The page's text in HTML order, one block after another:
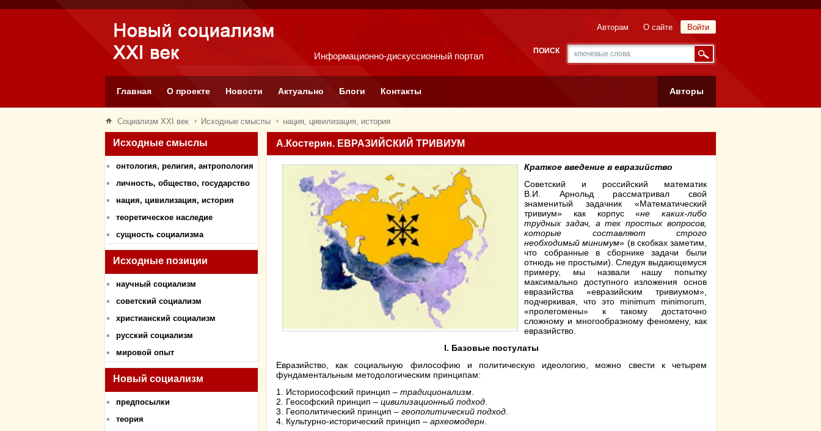
Информационно-дискуссионный портал
Войти
Авторам О сайте
ПОИСК
Главная О проекте Новости Актуально Блоги Контакты Авторы
Социализм XXI век Исходные смыслы нация, цивилизация, история
Исходные смыслы
онтология, религия, антропология
личность, общество, государство
нация, цивилизация, история
теоретическое наследие
сущность социализма
Исходные позиции
научный социализм
советский социализм
христианский социализм
русский социализм
мировой опыт
Новый социализм
предпосылки
теория
А.Костерин. ЕВРАЗИЙСКИЙ ТРИВИУМ
Краткое введение в евразийство
Советский и российский математик
В.И. Арнольд рассматривал свой
знаменитый задачник «Математический
тривиум» как корпус «не каких-либо
трудных задач, а тех простых вопросов,
которые составляют строго
необходимый минимум» (в скобках заметим,
что собранные в сборнике задачи были
отнюдь не простыми). Следуя выдающемуся
примеру, мы назвали нашу попытку
максимально доступного изложения основ
евразийства «евразийским тривиумом»,
подчеркивая, что это minimum minimorum,
«пролегомены» к такому достаточно
сложному и многообразному феномену, как
евразийство.
I. Базовые постулаты
Евразийство, как социальную философию и политическую идеологию, можно свести к четырем
фундаментальным методологическим принципам:
1. Историософский принцип – традиционализм
2. Геософский принцип – цивилизационный подход
3. Геополитический принцип – геополитический подход
4. Культурно-исторический принцип – археомодерн